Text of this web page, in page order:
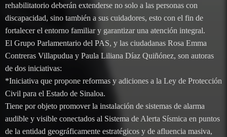
rehabilitatorio deberán extenderse no solo a las personas con
discapacidad, sino también a sus cuidadores, esto con el fin de
fortalecer el entorno familiar y garantizar una atención integral.
El Grupo Parlamentario del PAS, y las ciudadanas Rosa Emma
Contreras Villapudua y Paula Liliana Díaz Quiñónez, son autoras
de dos iniciativas:
*Iniciativa que propone reformas y adiciones a la Ley de Protección
Civil para el Estado de Sinaloa.
Tiene por objeto promover la instalación de sistemas de alarma
audible y visible conectados al Sistema de Alerta Sísmica en puntos
de la entidad geográficamente estratégicos y de afluencia masiva,